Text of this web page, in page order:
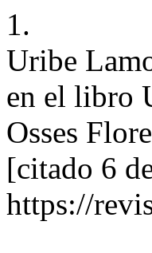
1.
Uribe
en el libro
Osses
[citado 6
https://